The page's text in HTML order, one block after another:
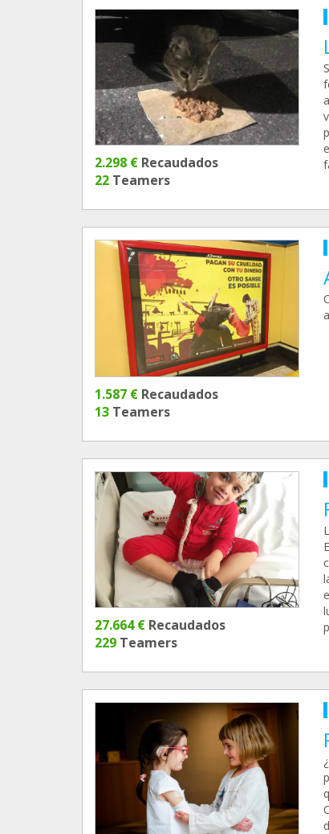
2.298 € Recaudados
22 Teamers
1.587 € Recaudados
13 Teamers
27.664 € Recaudados
229 Teamers